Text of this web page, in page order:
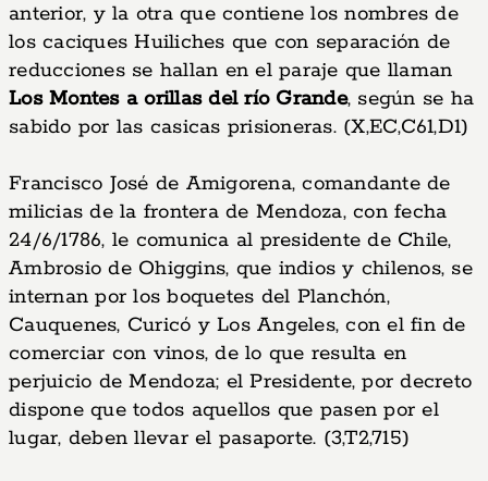
anterior, y la otra que contiene los nombres de
los caciques Huiliches que con separación de
reducciones se hallan en el paraje que llaman
Los Montes a orillas del río Grande, según se ha
sabido por las casicas prisioneras. (X,EC,C61,D1)
Francisco José de Amigorena, comandante de
milicias de la frontera de Mendoza, con fecha
24/6/1786, le comunica al presidente de Chile,
Ambrosio de Ohiggins, que indios y chilenos, se
internan por los boquetes del Planchón,
Cauquenes, Curicó y Los Angeles, con el fin de
comerciar con vinos, de lo que resulta en
perjuicio de Mendoza; el Presidente, por decreto
dispone que todos aquellos que pasen por el
lugar, deben llevar el pasaporte. (3,T2,715)